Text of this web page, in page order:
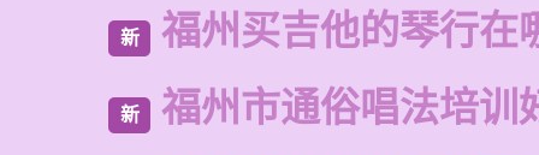
新 福州买吉他的琴行在
新 福州市通俗唱法培训